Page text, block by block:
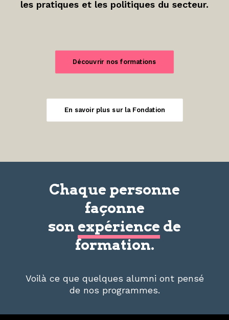
les pratiques et les politiques du secteur.
Découvrir nos formations
En savoir plus sur la Fondation
Chaque personne
façonne
son expérience de
formation.
Voilà ce que quelques alumni ont pensé
de nos programmes.